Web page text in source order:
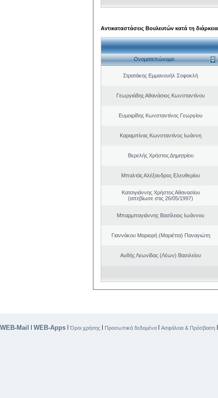
Αντικαταστάσεις Βουλευτών κατά τη
Ονοματεπώνυμο
Στρατάκης Εμμανουήλ Σοφοκλή
Γεωργιάδης Αθανάσιος Κωνσταντίνου
Ευμοιρίδης Κωνσταντίνος Γεωργίου
Καραμπίνας Κωνσταντίνος Ιωάννη
Βερελής Χρήστος Δημητρίου
Μπαλτάς Αλέξανδρος Ελευθερίου
Κατσιγιάννης Χρήστος Αθανασίου
(απεβίωσε στις 26/05/1997)
Μπαρμπαγιάννης Βασίλειος Ιωάννου
Γιαννάκου Μαριορή (Μαριέττα) Παναγιώτη
Αυδής Λεωνίδας (Λέων) Βασιλείου
WEB-Mail | WEB-Apps |Όροι χρήσης | Προσωπικά δεδομένα | Ασφάλεια & Πρόσβαση